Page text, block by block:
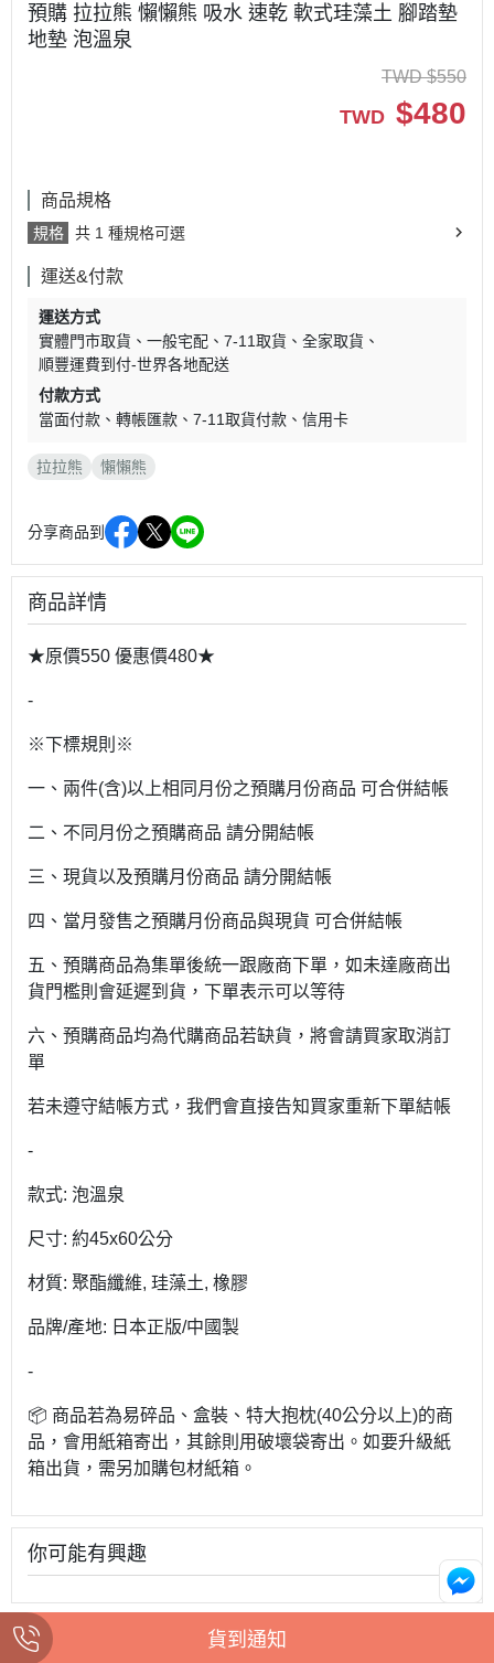
預購 拉拉熊 懶懶熊 吸水 速乾 軟式珪藻土 腳踏墊
地墊 泡溫泉
TWD $550
TWD $480
商品規格
規格 共 1 種規格可選
運送&付款
運送方式
實體門市取貨
一般宅配 7-11取貨
全家取貨
順豐運費到付-世界各地配送
付款方式
當面付款
轉帳匯款 7-11取貨付款 信用卡
拉拉熊 懶懶熊
分享商品到
商品詳情
★原價550 優惠價480★
-
※下標規則※
一、兩件(含)以上相同月份之預購月份商品 可合併結帳
二、不同月份之預購商品 請分開結帳
三、現貨以及預購月份商品 請分開結帳
四、當月發售之預購月份商品與現貨 可合併結帳
五、預購商品為集單後統一跟廠商下單，如未達廠商出
貨門檻則會延遲到貨，下單表示可以等待
六、預購商品均為代購商品若缺貨，將會請買家取消訂
單
若未遵守結帳方式，我們會直接告知買家重新下單結帳
-
款式: 泡溫泉
尺寸: 約45x60公分
材質: 聚酯纖維, 珪藻土, 橡膠
品牌/產地: 日本正版/中國製
-
📦 商品若為易碎品、盒裝、特大抱枕(40公分以上)的商
品，會用紙箱寄出，其餘則用破壞袋寄出。如要升級紙
箱出貨，需另加購包材紙箱。
你可能有興趣
貨到通知